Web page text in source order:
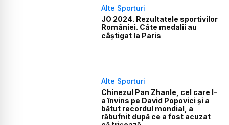
Alte Sporturi
JO 2024. Rezultatele sportivilor
României. Câte medalii au
câștigat la Paris
Alte Sporturi
Chinezul Pan Zhanle, cel care l-
a învins pe David Popovici și a
bătut recordul mondial, a
răbufnit după ce a fost acuzat